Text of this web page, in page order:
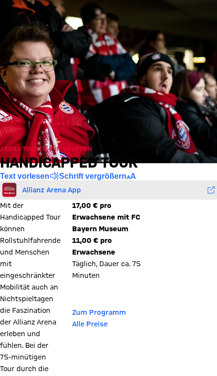
ARENA TOUREN FÜR GRUPPEN
HANDICAPPED TOUR
Text vorlesen Schrift vergrößern
Allianz Arena App
Mit der
Handicapped Tour
können
Rollstuhlfahrende
und Menschen
mit
eingeschränkter
Mobilität auch an
Nichtspieltagen
die Faszination
der Allianz Arena
erleben und
fühlen. Bei der
75-minütigen
Tour durch die
17,00 € pro
Erwachsene mit FC
Bayern Museum
11,00 € pro
Erwachsene
Täglich, Dauer ca. 75
Minuten
Zum Programm
Alle Preise